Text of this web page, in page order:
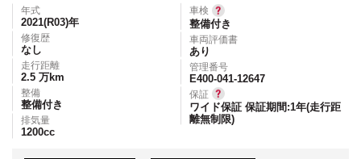
年式
2021(R03)年
修復歴
なし
走行距離
2.5 万km
整備
整備付き
排気量
1200cc
車検
整備付き
車両評価書
あり
管理番号
E400-041-12647
保証
ワイド保証 保証期間:1年(走行距
離無制限)